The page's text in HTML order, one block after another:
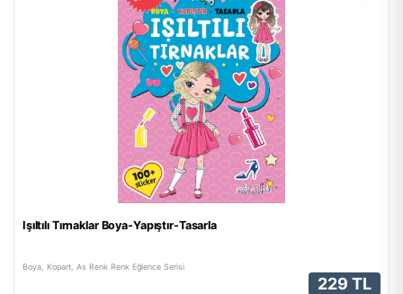
Işıltılı Tırnaklar Boya-Yapıştır-Tasarla
Boya, Kopart, As Renk Renk Eğlence Serisi
229 TL